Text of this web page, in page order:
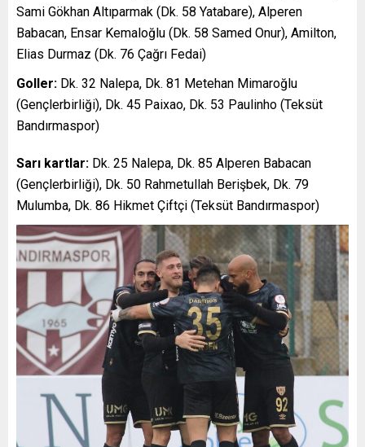
Sami Gökhan Altıparmak (Dk. 58 Yatabare), Alperen
Babacan, Ensar Kemaloğlu (Dk. 58 Samed Onur), Amilton,
Elias Durmaz (Dk. 76 Çağrı Fedai)
Goller: Dk. 32 Nalepa, Dk. 81 Metehan Mimaroğlu
(Gençlerbirliği), Dk. 45 Paixao, Dk. 53 Paulinho (Teksüt
Bandırmaspor)
Sarı kartlar: Dk. 25 Nalepa, Dk. 85 Alperen Babacan
(Gençlerbirliği), Dk. 50 Rahmetullah Berişbek, Dk. 79
Mulumba, Dk. 86 Hikmet Çiftçi (Teksüt Bandırmaspor)